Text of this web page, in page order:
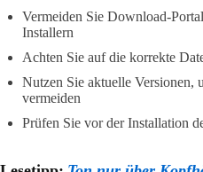
Vermeiden Sie Download-
Installern
Achten Sie auf die korrekte
Nutzen Sie aktuelle Versionen,
vermeiden
Prüfen Sie vor der Installation